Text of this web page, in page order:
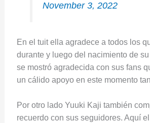
November 3, 2022
En el tuit ella agradece a todos los
durante y luego del nacimiento de
se mostró agradecida con sus fans
un cálido apoyo en este momento
Por otro lado Yuuki Kaji también
recuerdo con sus seguidores. Aquí